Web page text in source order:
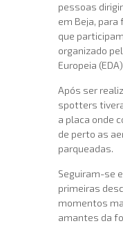
pessoas
em Beja,
que
organizado
Europeia
Após ser
spotters
a placa onde
de perto as
parqueadas.
Seguiram-se
primeiras
momentos
amantes da